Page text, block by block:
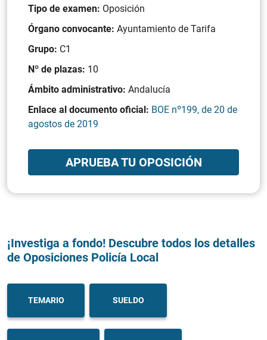
Tipo de examen: Oposición
Órgano convocante: Ayuntamiento de Tarifa
Grupo: C1
Nº de plazas: 10
Ámbito administrativo: Andalucía
Enlace al documento oficial: BOE nº199, de 20 de
agostos de 2019
APRUEBA TU OPOSICIÓN
¡Investiga a fondo! Descubre todos los detalles
de Oposiciones Policía Local
TEMARIO SUELDO